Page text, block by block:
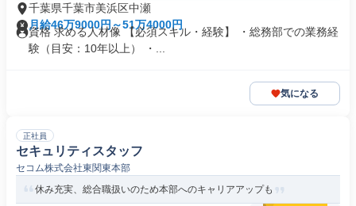
千葉県千葉市美浜区中瀬
月給46万9000円～51万4000円
資格 求める人材像 【必須スキル・経験】 ・総務部での業務経
験（目安：10年以上） ・...
気になる
正社員
セキュリティスタッフ
セコム株式会社東関東本部
休み充実、総合職扱いのため本部へのキャリアアップも